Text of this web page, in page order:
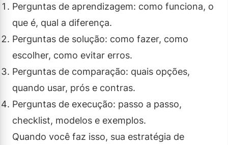
Perguntas de aprendizagem: como funciona, o
que é, qual a diferença.
Perguntas de solução: como fazer, como
escolher, como evitar erros.
Perguntas de comparação: quais opções,
quando usar, prós e contras.
Perguntas de execução: passo a passo,
checklist, modelos e exemplos.
Quando você faz isso, sua estratégia de